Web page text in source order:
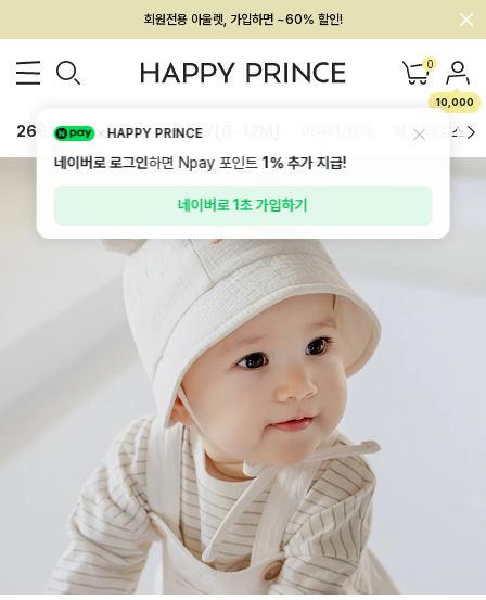
회원전용 아울렛, 가입하면 ~60% 할인!
멤버십 최대 28,000원 혜택 0
10,000
26SS 신상 BEST BABY[6~12M] 하의/레깅스
HAPPY PRINCE
네이버로 로그인하면 Npay 포인트1%추가 지급!
네이버로 1초 가입하기